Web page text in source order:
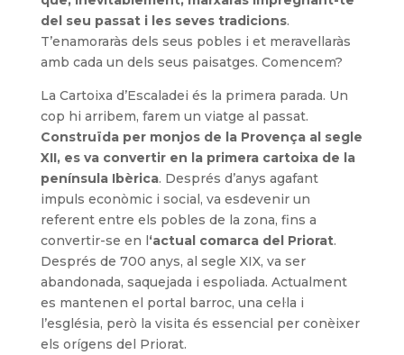
del seu passat i les seves tradicions.
T’enamoraràs dels seus pobles i et meravellaràs
amb cada un dels seus paisatges. Comencem?
La Cartoixa d’Escaladei és la primera parada. Un
cop hi arribem, farem un viatge al passat.
Construïda per monjos de la Provença al segle
XII, es va convertir en la primera cartoixa de la
península Ibèrica. Després d’anys agafant
impuls econòmic i social, va esdevenir un
referent entre els pobles de la zona, fins a
convertir-se en l‘actual comarca del Priorat.
Després de 700 anys, al segle XIX, va ser
abandonada, saquejada i espoliada. Actualment
es mantenen el portal barroc, una cel·la i
l’església, però la visita és essencial per conèixer
els orígens del Priorat.